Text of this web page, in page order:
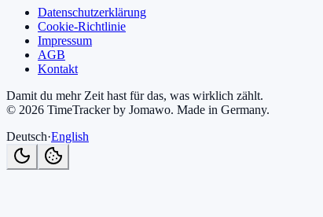
Datenschutzerklärung
Cookie-Richtlinie
Impressum
AGB
Kontakt
Damit du mehr Zeit hast für das, was wirklich zählt.
© 2026 TimeTracker by Jomawo. Made in Germany.
Deutsch·English